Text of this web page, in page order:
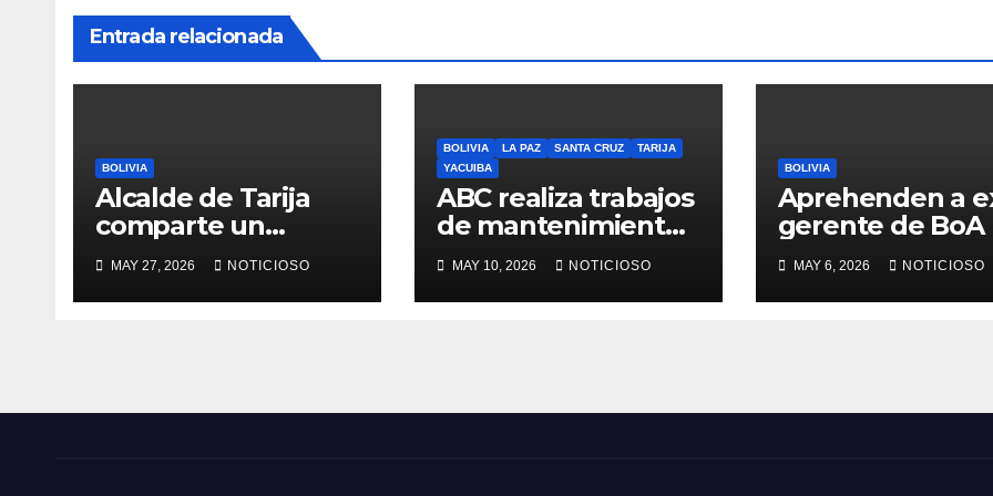
Entrada relacionada
BOLIVIA
Alcalde de Tarija
comparte un
desayuno con las
mamás que
trabajan en EMAT,
en beneficio de la
MAY 27, 2026 NOTICIOSO
BOLIVIA LA PAZ SANTA CRUZ
TARIJA
YACUIBA
ABC realiza trabajos
de mantenimiento
y conservación vial
en la ruta a los
Valles cruceños
MAY 10, 2026 NOTICIOSO
BOLIVIA
Aprehenden a
gerente de BoA
MAY 6, 2026 NOTICIOSO